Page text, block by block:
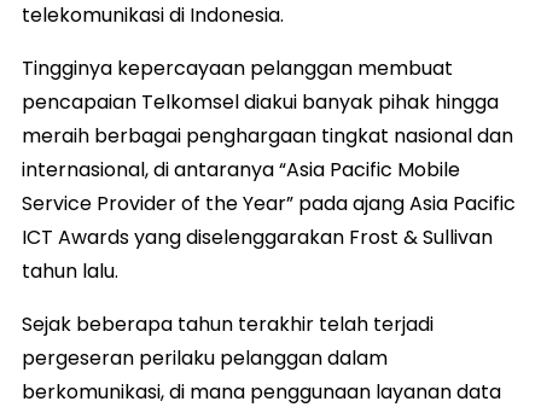
telekomunikasi di Indonesia.
Tingginya kepercayaan pelanggan membuat
pencapaian Telkomsel diakui banyak pihak hingga
meraih berbagai penghargaan tingkat nasional dan
internasional, di antaranya “Asia Pacific Mobile
Service Provider of the Year” pada ajang Asia Pacific
ICT Awards yang diselenggarakan Frost & Sullivan
tahun lalu.
Sejak beberapa tahun terakhir telah terjadi
pergeseran perilaku pelanggan dalam
berkomunikasi, di mana penggunaan layanan data